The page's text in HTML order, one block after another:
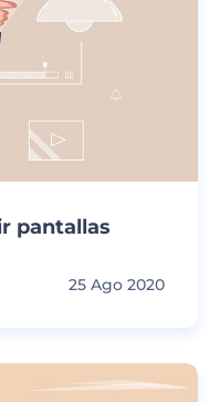
pantallas
25 Ago 2020